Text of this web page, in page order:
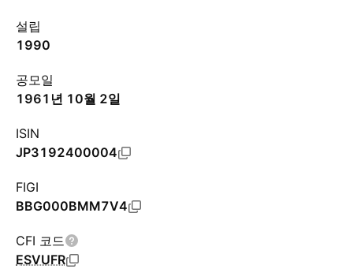
설립
1990
공모일
1961년 10월 2일
ISIN
JP3192400004
FIGI
BBG000BMM7V4
CFI 코드
ESVUFR